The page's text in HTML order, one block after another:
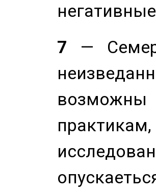
7 —